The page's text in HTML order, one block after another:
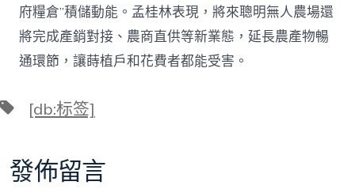
府糧倉”積儲動能。孟桂林表現，將來聰明無人農場還
將完成產銷對接、農商直供等新業態，延長農產物暢
通環節，讓蒔植戶和花費者都能受害。
標 [db:标签]
發佈留言